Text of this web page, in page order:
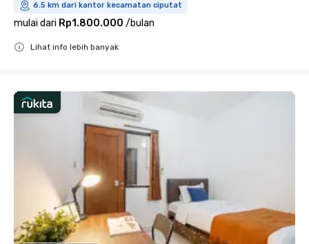
6.5 km dari kantor kecamatan ciputat
mulai dari Rp1.800.000 /bulan
Lihat info lebih banyak